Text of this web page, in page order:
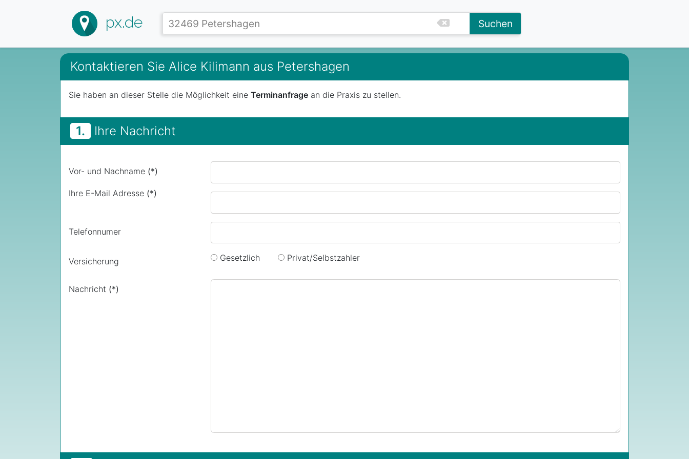
px.de Suchen
Kontaktieren Sie Alice Kilimann aus Petershagen
Sie haben an dieser Stelle die Möglichkeit eine Terminanfrage an die Praxis zu stellen.
1. Ihre Nachricht
Vor- und Nachname (*)
Ihre E-Mail Adresse (*)
Telefonnumer
Versicherung Gesetzlich Privat/Selbstzahler
Nachricht (*)